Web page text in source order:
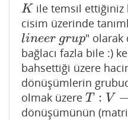
K
K
ile temsil ettiğiniz
cisim üzerinde
lineer
lineer grup
grup " olarak
bağlacı fazla bile :)
bahsettiği üzere
dönüşümlerin
olmak üzere T : V
T:V→V
dönüşümünün